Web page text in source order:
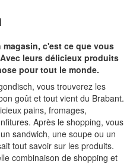
c'est ce que vous
leurs délicieux produits
pour tout le monde.
vous trouverez les
goût et tout vient du Brabant.
pains, fromages,
Après le shopping, vous
sandwich, une soupe ou un
tout savoir sur les produits.
combinaison de shopping et